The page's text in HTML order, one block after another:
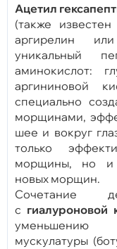
Ацетил
(также
аргирелин
уникальный
аминокислот:
аргининовой
специально
морщинами,
шее и вокруг
только
морщины, но и
новых морщин.
Сочетание
с гиалуроновой
уменьшению
мускулатуры